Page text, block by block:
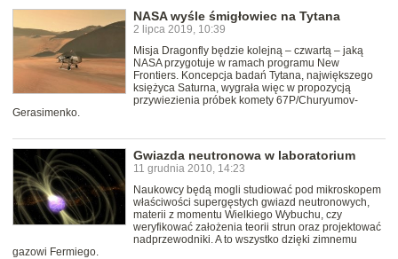
NASA wyśle śmigłowiec na Tytana
2 lipca 2019, 10:39
Misja Dragonfly będzie kolejną – czwartą – jaką
NASA przygotuje w ramach programu New
Frontiers. Koncepcja badań Tytana, największego
księżyca Saturna, wygrała więc w propozycją
przywiezienia próbek komety 67P/Churyumov-
Gerasimenko.
Gwiazda neutronowa w laboratorium
11 grudnia 2010, 14:23
Naukowcy będą mogli studiować pod mikroskopem
właściwości supergęstych gwiazd neutronowych,
materii z momentu Wielkiego Wybuchu, czy
weryfikować założenia teorii strun oraz projektować
nadprzewodniki. A to wszystko dzięki zimnemu
gazowi Fermiego.